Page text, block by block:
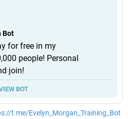
Bot
for free in my
people! Personal
join!
BOT
t.me/Evelyn_Morgan_Training_Bot